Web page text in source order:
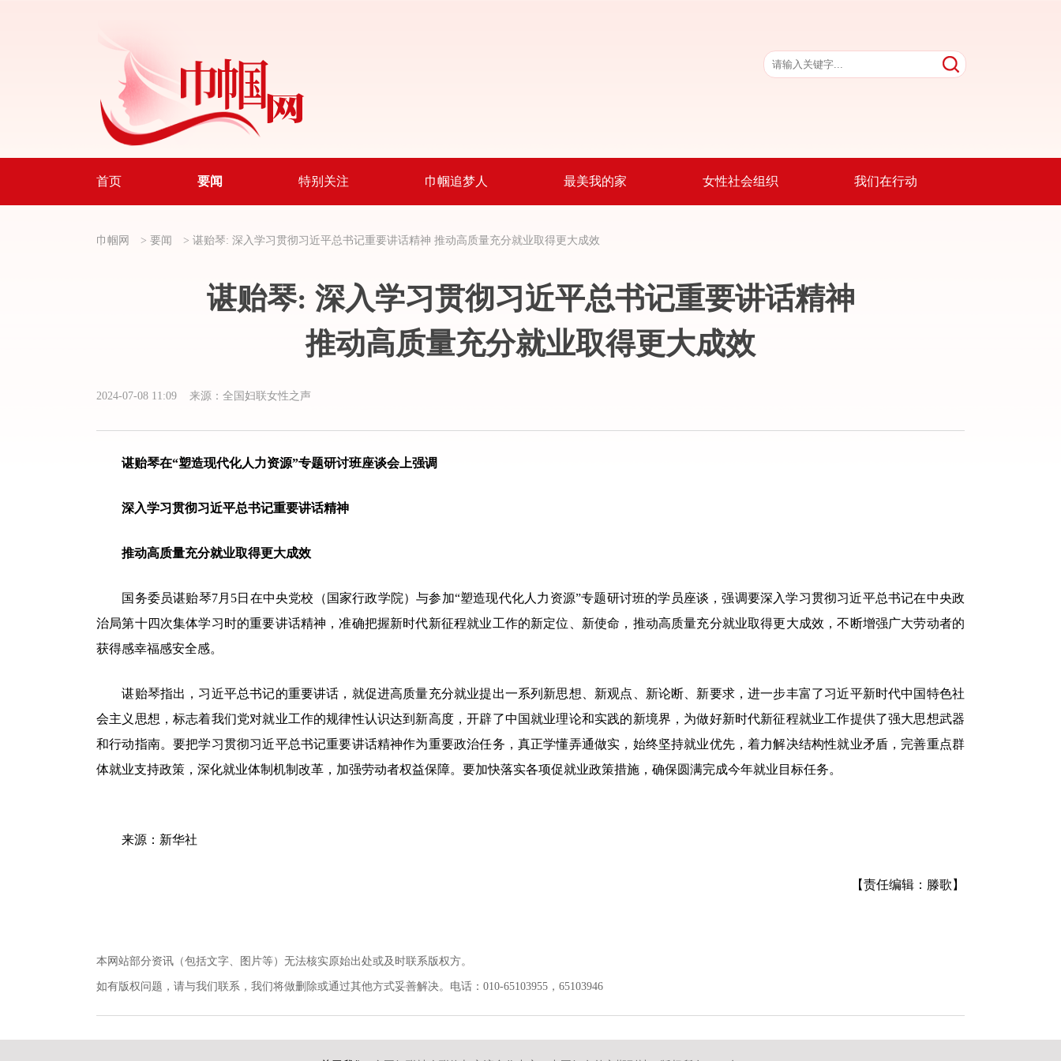
首页 要闻 特别关注 巾帼追梦人 最美我的家 女性社会组织 我们在行动
巾帼网 > 要闻 > 谌贻琴: 深入学习贯彻习近平总书记重要讲话精神 推动高质量充分就业取得更大成效
谌贻琴: 深入学习贯彻习近平总书记重要讲话精神
推动高质量充分就业取得更大成效
2024-07-08 11:09 来源：全国妇联女性之声
谌贻琴在“塑造现代化人力资源”专题研讨班座谈会上强调
深入学习贯彻习近平总书记重要讲话精神
推动高质量充分就业取得更大成效
国务委员谌贻琴7月5日在中央党校（国家行政学院）与参加“塑造现代化人力资源”专题研讨班的学员座谈，强调要深入学习贯彻习近平总书记在中央政
治局第十四次集体学习时的重要讲话精神，准确把握新时代新征程就业工作的新定位、新使命，推动高质量充分就业取得更大成效，不断增强广大劳动者的
获得感幸福感安全感。
谌贻琴指出，习近平总书记的重要讲话，就促进高质量充分就业提出一系列新思想、新观点、新论断、新要求，进一步丰富了习近平新时代中国特色社
会主义思想，标志着我们党对就业工作的规律性认识达到新高度，开辟了中国就业理论和实践的新境界，为做好新时代新征程就业工作提供了强大思想武器
和行动指南。要把学习贯彻习近平总书记重要讲话精神作为重要政治任务，真正学懂弄通做实，始终坚持就业优先，着力解决结构性就业矛盾，完善重点群
体就业支持政策，深化就业体制机制改革，加强劳动者权益保障。要加快落实各项促就业政策措施，确保圆满完成今年就业目标任务。
来源：新华社
【责任编辑：滕歌】
本网站部分资讯（包括文字、图片等）无法核实原始出处或及时联系版权方。
如有版权问题，请与我们联系，我们将做删除或通过其他方式妥善解决。电话：010-65103955，65103946